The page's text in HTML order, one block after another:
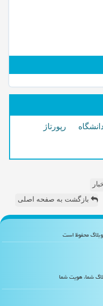
رپورتاژ
بازگشت به صفحه اصلی
شما، هویت شما